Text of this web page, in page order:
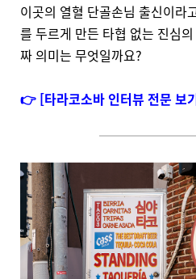
이곳의 열혈 단골손님 출신이라
를 두르게 만든 타협 없는 진심
짜 의미는 무엇일까요?
👉 [타라코소바 인터뷰 전문 보